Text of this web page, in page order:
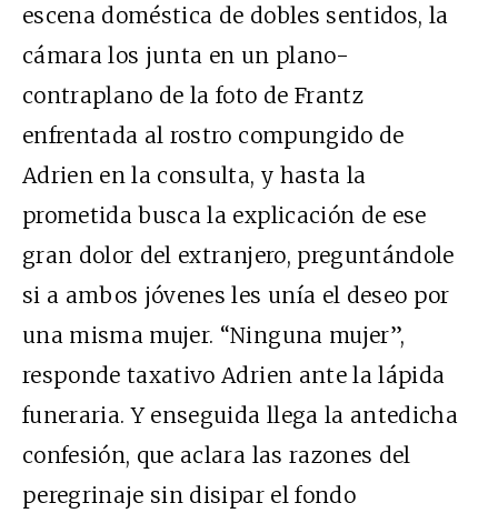
escena doméstica de dobles sentidos, la
cámara los junta en un plano-
contraplano de la foto de Frantz
enfrentada al rostro compungido de
Adrien en la consulta, y hasta la
prometida busca la explicación de ese
gran dolor del extranjero, preguntándole
si a ambos jóvenes les unía el deseo por
una misma mujer. “Ninguna mujer”,
responde taxativo Adrien ante la lápida
funeraria. Y enseguida llega la antedicha
confesión, que aclara las razones del
peregrinaje sin disipar el fondo